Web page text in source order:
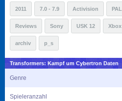
2011 7.0 - 7.9 Activision PAL
Reviews Sony USK 12 Xbox
archiv p_s
Transformers: Kampf um Cybertron Daten
Genre
Spieleranzahl